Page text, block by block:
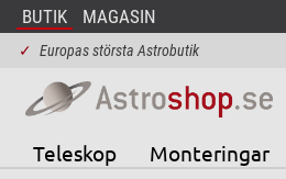
BUTIK MAGASIN
✓ Europas största Astrobutik
Teleskop Monteringar